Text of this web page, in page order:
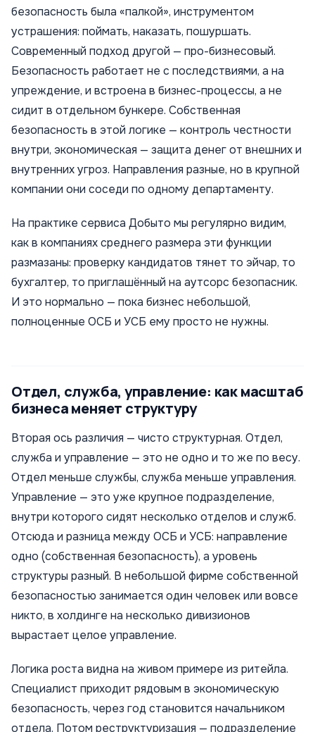
безопасность была «палкой», инструментом
устрашения: поймать, наказать, пошуршать.
Современный подход другой — про-бизнесовый.
Безопасность работает не с последствиями, а на
упреждение, и встроена в бизнес-процессы, а не
сидит в отдельном бункере. Собственная
безопасность в этой логике — контроль честности
внутри, экономическая — защита денег от внешних и
внутренних угроз. Направления разные, но в крупной
компании они соседи по одному департаменту.
На практике сервиса Добыто мы регулярно видим,
как в компаниях среднего размера эти функции
размазаны: проверку кандидатов тянет то эйчар, то
бухгалтер, то приглашённый на аутсорс безопасник.
И это нормально — пока бизнес небольшой,
полноценные ОСБ и УСБ ему просто не нужны.
Отдел, служба, управление: как масштаб
бизнеса меняет структуру
Вторая ось различия — чисто структурная. Отдел,
служба и управление — это не одно и то же по весу.
Отдел меньше службы, служба меньше управления.
Управление — это уже крупное подразделение,
внутри которого сидят несколько отделов и служб.
Отсюда и разница между ОСБ и УСБ: направление
одно (собственная безопасность), а уровень
структуры разный. В небольшой фирме собственной
безопасностью занимается один человек или вовсе
никто, в холдинге на несколько дивизионов
вырастает целое управление.
Логика роста видна на живом примере из ритейла.
Специалист приходит рядовым в экономическую
безопасность, через год становится начальником
отдела. Потом реструктуризация — подразделение